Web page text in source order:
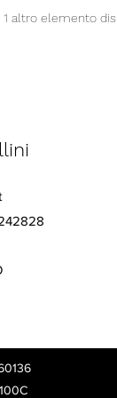
1 altro elemento